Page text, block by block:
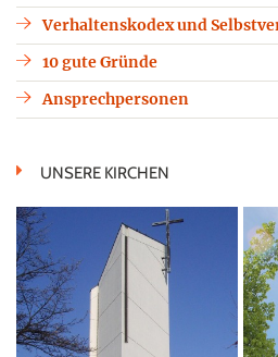
Verhaltenskodex und
10 gute Gründe
Ansprechpersonen
UNSERE KIRCHEN